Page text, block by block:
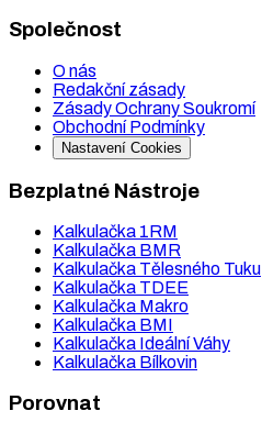
Společnost
O nás
Redakční zásady
Zásady Ochrany Soukromí
Obchodní Podmínky
Nastavení Cookies
Bezplatné Nástroje
Kalkulačka 1RM
Kalkulačka BMR
Kalkulačka Tělesného Tuku
Kalkulačka TDEE
Kalkulačka Makro
Kalkulačka BMI
Kalkulačka Ideální Váhy
Kalkulačka Bílkovin
Porovnat